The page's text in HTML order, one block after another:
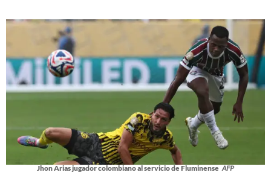
Jhon Arias jugador colombiano al servicio de Fluminense AFP